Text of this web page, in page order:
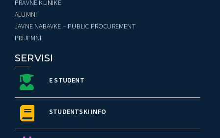
PRAVNE KLINIKE
ALUMNI
JAVNE NABAVKE – PUBLIC PROCUREMENT
PRIJEMNI
SERVISI
E STUDENT
STUDENTSKI INFO